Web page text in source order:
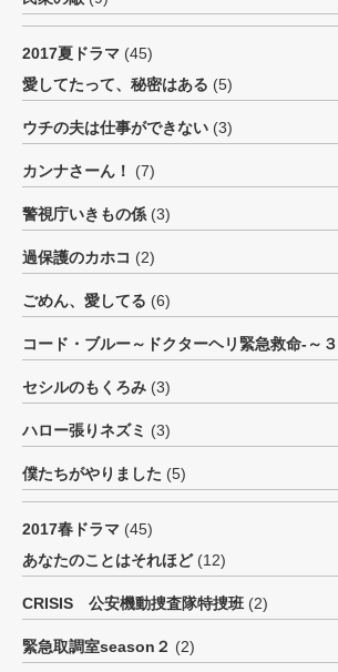
2017夏ドラマ (45)
愛してたって、秘密はある (5)
ウチの夫は仕事ができない (3)
カンナさーん！ (7)
警視庁いきもの係 (3)
過保護のカホコ (2)
ごめん、愛してる (6)
コード・ブルー～ドクターヘリ緊急救命-～
セシルのもくろみ (3)
ハロー張りネズミ (3)
僕たちがやりました (5)
2017春ドラマ (45)
あなたのことはそれほど(12)
CRISIS 公安機動捜査隊特捜班 (2)
緊急取調室season２ (2)